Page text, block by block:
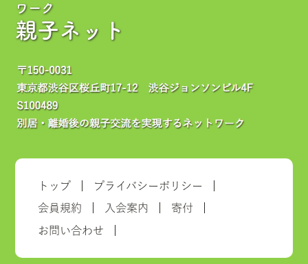
ワーク
親子ネット
トップ プライバシーポリシー
会員規約 入会案内 寄付
お問い合わせ